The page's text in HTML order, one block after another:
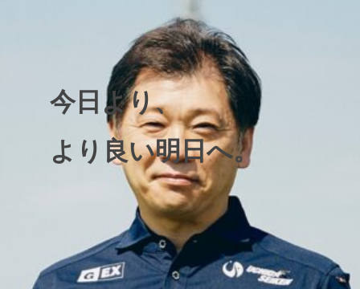
今日より、
より良い明日へ。